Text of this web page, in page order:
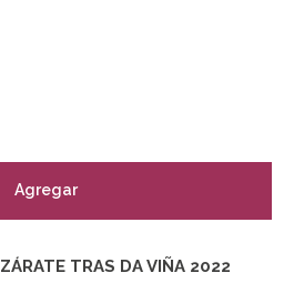
Agregar
ZÁRATE TRAS DA VIÑA 2022